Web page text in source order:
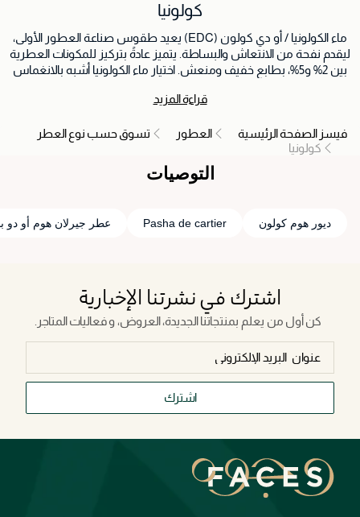
كولونيا
ماء الكولونيا / أو دي كولون (EDC) يعيد طقوس صناعة العطور الأولى،
ليقدم نفحة من الانتعاش والبساطة. يتميز عادةً بتركيز للمكونات العطرية
بين 2% و5%، بطابع خفيف ومنعش. اختيار ماء الكولونيا أشبه بالانغماس
تركيبته الحيوية يطغى عليها النوتات الحامضية في العادة، ما يجعله اختياراً
أو دي كولون يروق لمن يبحثون عن دفعة من الانتعاش، عطر مؤقت
يحسن المزاج ويترك أثراً خفيفاً بينما يتلاشى بأناقة.
قراءة المزيد
فيسز الصفحة الرئيسية العطور
تسوق حسب نوع العطر
كولونيا
التوصيات
ديور هوم كولون Pasha de cartier عطر جيرلان هوم أو دو
اشترك في نشرتنا الإخبارية
كن أول من يعلم بمنتجاتنا الجديدة، العروض، و فعاليات المتاجر.
اشترك